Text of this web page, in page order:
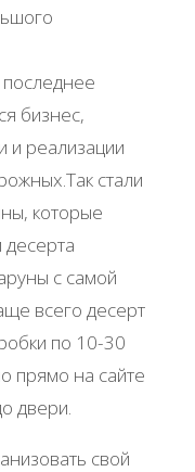
бизнес,
и реализации
стали
которые
с самой
всего десерт
по 10-30
прямо на сайте
двери.
свой